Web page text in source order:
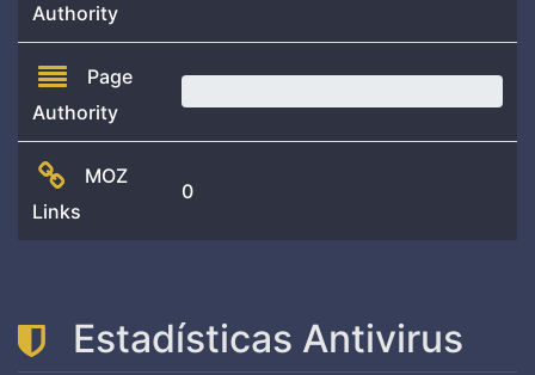
Authority
Page
Authority
MOZ
Links
0
Estadísticas Antivirus